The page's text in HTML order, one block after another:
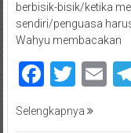
berbisik-bisik/ketika
sendiri/penguasa
Wahyu membacakan
Selengkapnya